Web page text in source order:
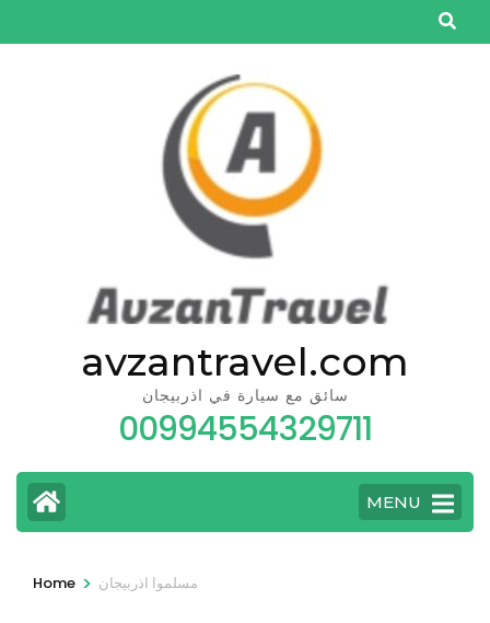
to
avzantravel.com
سائق مع سيارة في اذربيجان
00994554329711
MENU
Home > مسلموا اذربيجان